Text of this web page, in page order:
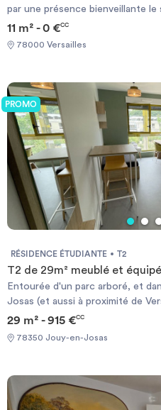
par une présence bienveillante
d'un logement gratuit? Contactez Ensemble2Générations,
l'expert en logement intergénérationnel Mme
78 41 Chambre avec terrasse et
11 m² - 0 €CC
78000 Versailles
PROMO
RÉSIDENCE ÉTUDIANTE T2
T2 de 29m² meublé et équipé
Entourée d'un parc arboré, et
Josas (et aussi à proximité de
les atouts pour réussir sa vie
écoles, des commerces et des
ça un peu beaucoup trop calme,
EN JOSAS à proximité de Versaille et de la gare de Massy TGV
(RER C) . Nous vous proposons des studios meublés et équipés
comprenant coin nuit, bureau, rangements, kitchenette équipée
29 m² - 915 €CC
78350 Jouy-en-Josas